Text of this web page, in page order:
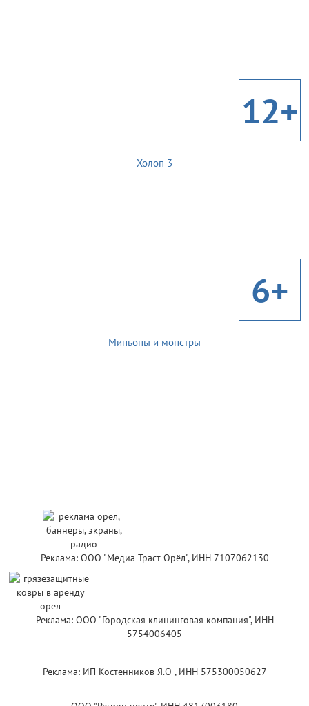
12+
Холоп 3
6+
Миньоны и монстры
Реклама: ООО "Медиа Траст Орёл", ИНН 7107062130
Реклама: ООО "Городская клининговая компания", ИНН
5754006405
Реклама: ИП Костенников Я.О , ИНН 575300050627